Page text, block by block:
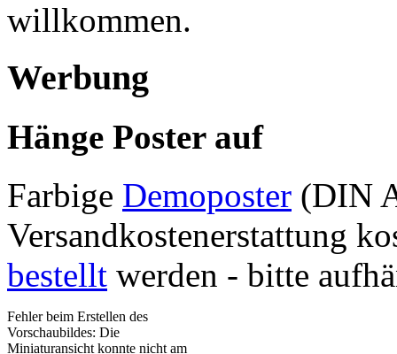
willkommen.
Werbung
Hänge Poster auf
Farbige Demoposter (DIN
Versandkostenerstattung
bestellt werden - bitte
Fehler beim Erstellen des
Vorschaubildes: Die
Miniaturansicht konnte nicht am